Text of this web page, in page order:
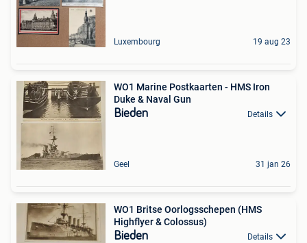
Luxembourg 19 aug 23
WO1 Marine Postkaarten - HMS Iron
Duke & Naval Gun
Bieden Details
Geel 31 jan 26
WO1 Britse Oorlogsschepen (HMS
Highflyer & Colossus)
Bieden Details